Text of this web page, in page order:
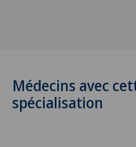
Médecins avec
spécialisation